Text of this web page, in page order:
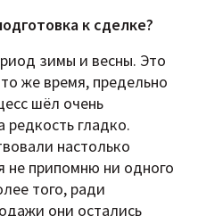
к сделке?
зимы и весны. Это
же время, предельно
шёл очень
гладко.
настолько
не припомню ни одного
того, ради
они остались